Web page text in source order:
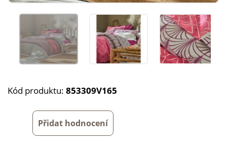
Kód produktu: 853309V165
Přidat hodnocení